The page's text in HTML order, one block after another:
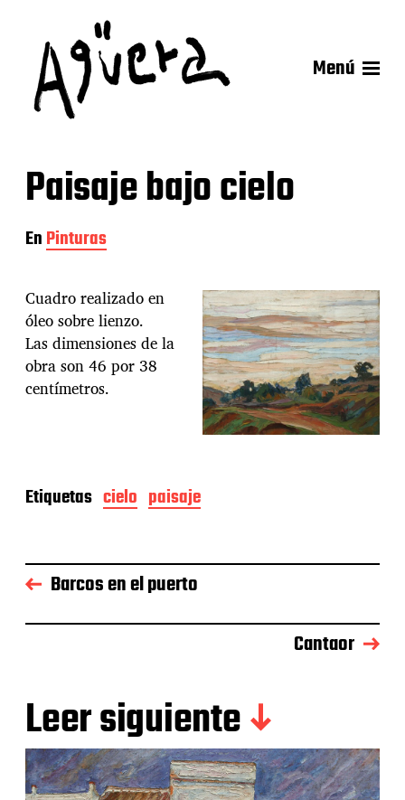
Menú
Paisaje bajo cielo
EnPinturas
Cuadro realizado en
óleo sobre lienzo.
Las dimensiones de la
obra son 46 por 38
centímetros.
Etiquetas cielo paisaje
Barcos en el puerto
Cantaor
Leer siguiente